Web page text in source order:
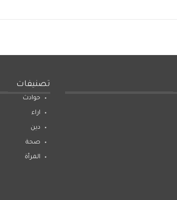
تصنيفات
حوادث
اراء
دين
صحة
المرأة